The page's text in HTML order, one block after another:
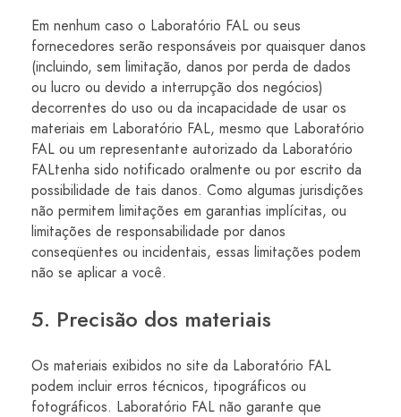
Em nenhum caso o Laboratório FAL ou seus
fornecedores serão responsáveis ​​por quaisquer danos
(incluindo, sem limitação, danos por perda de dados
ou lucro ou devido a interrupção dos negócios)
decorrentes do uso ou da incapacidade de usar os
materiais em Laboratório FAL, mesmo que Laboratório
FAL ou um representante autorizado da Laboratório
FALtenha sido notificado oralmente ou por escrito da
possibilidade de tais danos. Como algumas jurisdições
não permitem limitações em garantias implícitas, ou
limitações de responsabilidade por danos
conseqüentes ou incidentais, essas limitações podem
não se aplicar a você.
5. Precisão dos materiais
Os materiais exibidos no site da Laboratório FAL
podem incluir erros técnicos, tipográficos ou
fotográficos. Laboratório FAL não garante que